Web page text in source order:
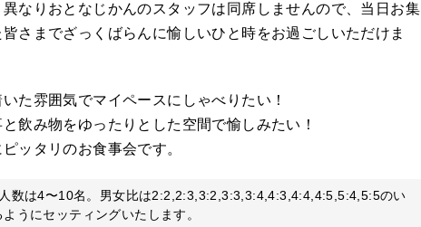
なりおとなじかんのスタッフは同席しませんので、当日お集
皆さまでざっくばらんに愉しいひと時をお過ごしいただけま
た雰囲気でマイペースにしゃべりたい！
飲み物をゆったりとした空間で愉しみたい！
ッタリのお食事会です。
数は4〜10名。男女比は2:2,2:3,3:2,3:3,3:4,4:3,4:4,4:5,5:4,5:5のい
うにセッティングいたします。